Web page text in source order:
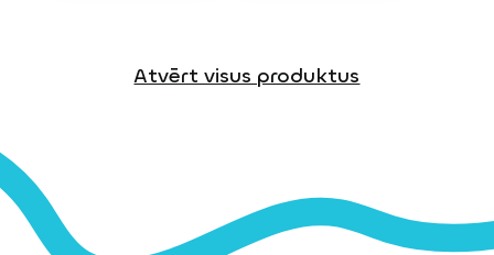
Atvērt visus produktus